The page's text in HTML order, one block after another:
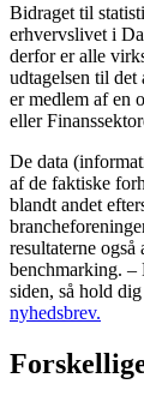
Bidraget til
erhvervslivet i
derfor er alle
udtagelsen til det
er medlem af en
eller
De data
af de faktiske
blandt andet
resultaterne
benchmarking. –
siden, så hold
nyhedsbrev.